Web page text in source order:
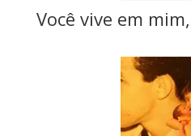
Você vive em